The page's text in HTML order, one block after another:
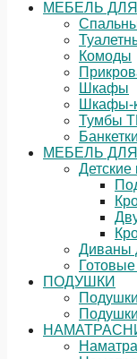
МЕБЕЛЬ
Комоды
Шкафы
Шкафы-
Тумбы
Банкетки
МЕБЕЛЬ
Детские
Диваны
ПОДУШКИ